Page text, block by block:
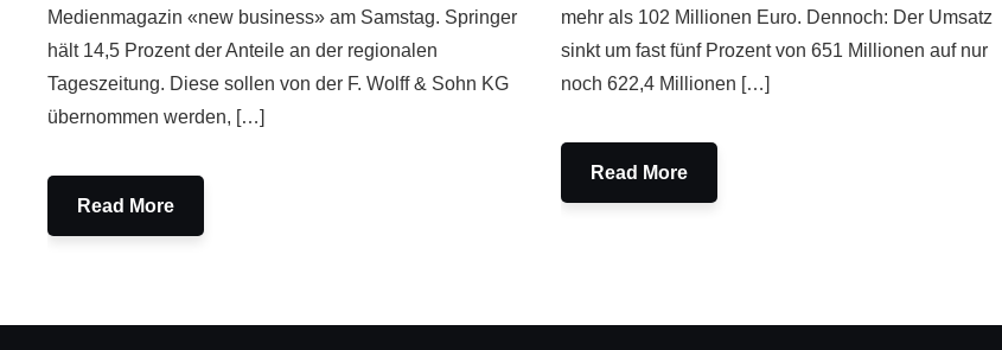
Medienmagazin «new business» am Samstag. Springer
hält 14,5 Prozent der Anteile an der regionalen
Tageszeitung. Diese sollen von der F. Wolff & Sohn KG
übernommen werden, […]
Read More
mehr als 102 Millionen Euro. Dennoch: Der Umsatz
sinkt um fast fünf Prozent von 651 Millionen auf nur
noch 622,4 Millionen […]
Read More